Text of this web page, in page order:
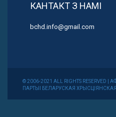
КАНТАКТ З НАМІ
bchd.info@gmail.com
© 2006-2021 ALL RIGHTS
ПАРТЫІ БЕЛАРУСКАЯ